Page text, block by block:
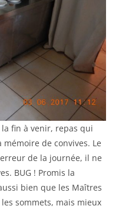
fin à venir, repas qui
de convives. Le
de la journée, il ne
BUG ! Promis la
bien que les Maîtres
sommets, mais mieux